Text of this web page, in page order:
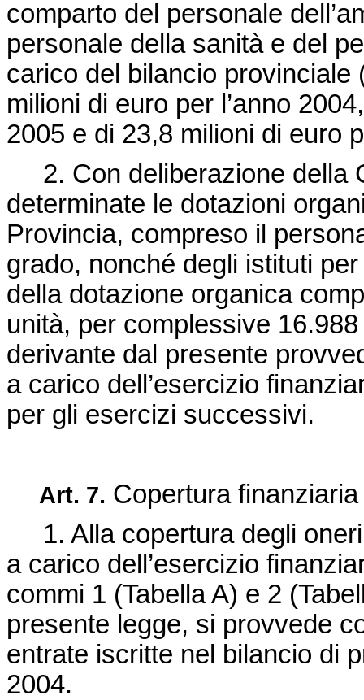
comparto del personale
personale della sanità e del
carico del bilancio provinciale
milioni di euro per l’anno
2005 e di 23,8 milioni di euro
2. Con deliberazione della
determinate le dotazioni
Provincia, compreso il
grado, nonché degli istituti
della dotazione organica
unità, per complessive
derivante dal presente
a carico dell’esercizio
per gli esercizi successivi.
Art. 7. Copertura finanziaria
1. Alla copertura degli
a carico dell’esercizio
commi 1 (Tabella A) e 2
presente legge, si provvede
entrate iscritte nel bilancio di
2004.